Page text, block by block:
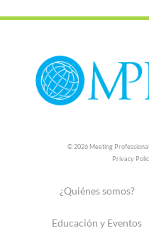
© 2026 Meeting
Privacy
¿Quiénes somos?
Educación y Eventos